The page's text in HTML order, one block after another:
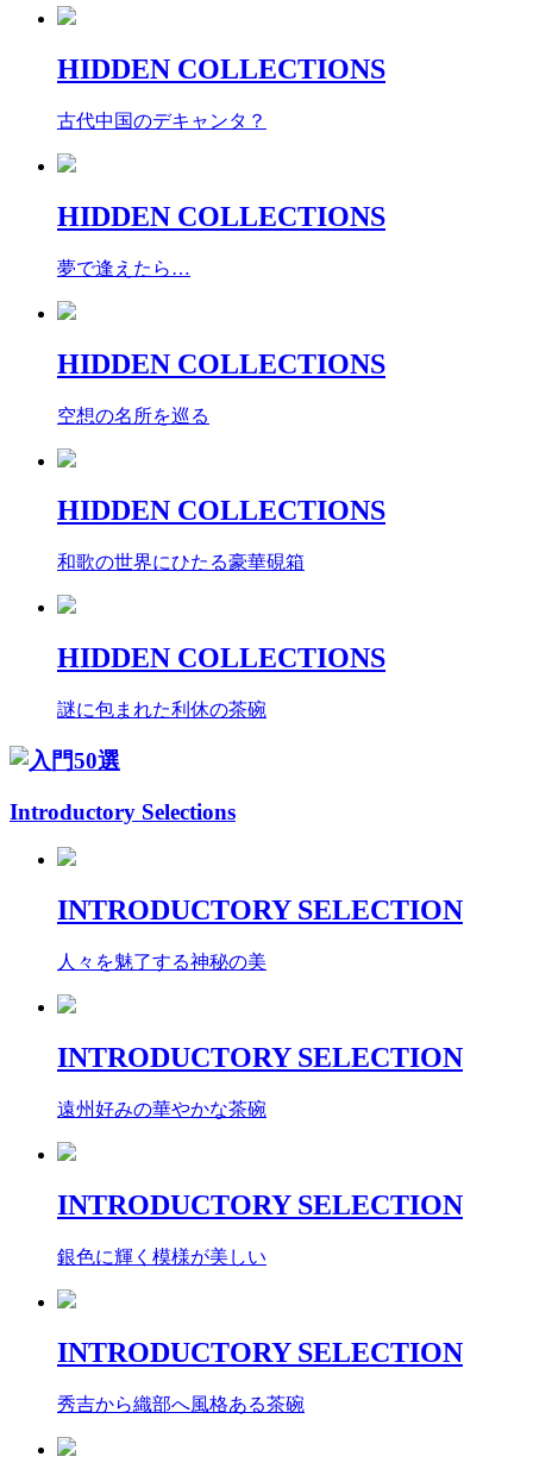
HIDDEN COLLECTIONS
古代中国のデキャンタ？
HIDDEN COLLECTIONS
夢で逢えたら…
HIDDEN COLLECTIONS
空想の名所を巡る
HIDDEN COLLECTIONS
和歌の世界にひたる豪華硯箱
HIDDEN COLLECTIONS
謎に包まれた利休の茶碗
Introductory Selections
INTRODUCTORY SELECTION
人々を魅了する神秘の美
INTRODUCTORY SELECTION
遠州好みの華やかな茶碗
INTRODUCTORY SELECTION
銀色に輝く模様が美しい
INTRODUCTORY SELECTION
秀吉から織部へ風格ある茶碗